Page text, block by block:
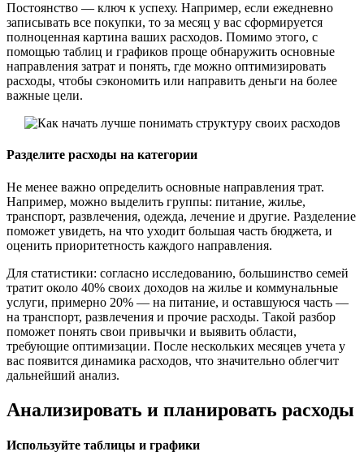
Постоянство — ключ к успеху. Например, если ежедневно
записывать все покупки, то за месяц у вас сформируется
полноценная картина ваших расходов. Помимо этого, с
помощью таблиц и графиков проще обнаружить основные
направления затрат и понять, где можно оптимизировать
расходы, чтобы сэкономить или направить деньги на более
важные цели.
Разделите расходы на категории
Не менее важно определить основные направления трат.
Например, можно выделить группы: питание, жилье,
транспорт, развлечения, одежда, лечение и другие. Разделение
поможет увидеть, на что уходит большая часть бюджета, и
оценить приоритетность каждого направления.
Для статистики: согласно исследованию, большинство семей
тратит около 40% своих доходов на жилье и коммунальные
услуги, примерно 20% — на питание, и оставшуюся часть —
на транспорт, развлечения и прочие расходы. Такой разбор
поможет понять свои привычки и выявить области,
требующие оптимизации. После нескольких месяцев учета у
вас появится динамика расходов, что значительно облегчит
дальнейший анализ.
Анализировать и планировать расходы
Используйте таблицы и графики